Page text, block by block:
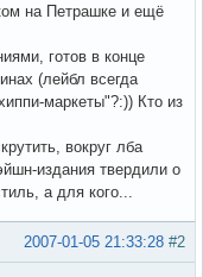
на Петрашке и ещё
готов в конце
(лейбл всегда
маркеты"?:)) Кто из
вокруг лба
издания твердили о
а для кого...
#2
2007-01-05 21:33:28